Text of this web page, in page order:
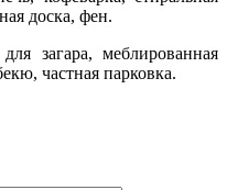
доска, фен.
загара, меблированная
частная парковка.